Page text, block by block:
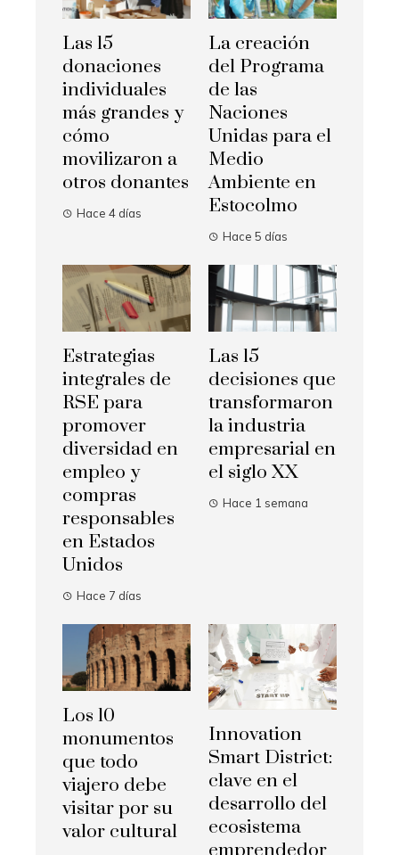
Las 15
donaciones
individuales
más grandes y
cómo
movilizaron a
otros donantes
Hace 4 días
La creación
del Programa
de las
Naciones
Unidas para el
Medio
Ambiente en
Estocolmo
Hace 5 días
Estrategias
integrales de
RSE para
promover
diversidad en
empleo y
compras
responsables
en Estados
Unidos
Hace 7 días
Las 15
decisiones que
transformaron
la industria
empresarial en
el siglo XX
Hace 1 semana
Los 10
monumentos
que todo
viajero debe
visitar por su
valor cultural
Innovation
Smart District:
clave en el
desarrollo del
ecosistema